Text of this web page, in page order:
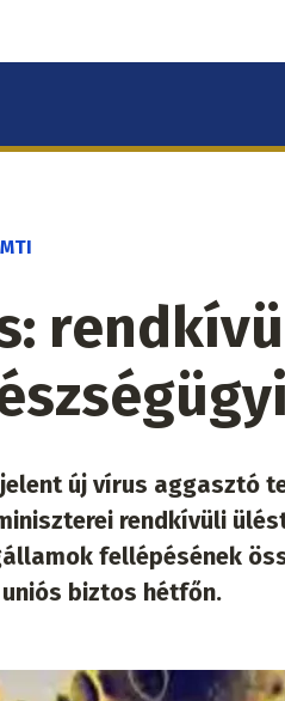
új vírus aggasztó
rendkívüli
fellépésének
biztos hétfőn.